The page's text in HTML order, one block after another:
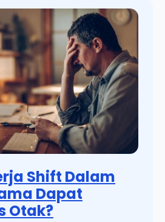
Shift Dalam
Dapat
Otak?